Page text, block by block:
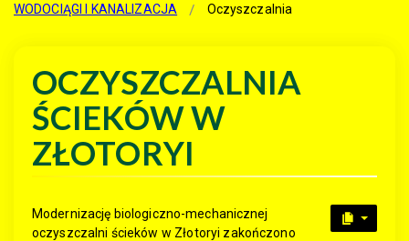
WODOCIĄGI I KANALIZACJA
Oczyszczalnia
OCZYSZCZALNIA
ŚCIEKÓW W
ZŁOTORYI
Modernizację biologiczno-mechanicznej
oczyszczalni ścieków w Złotoryi zakończono